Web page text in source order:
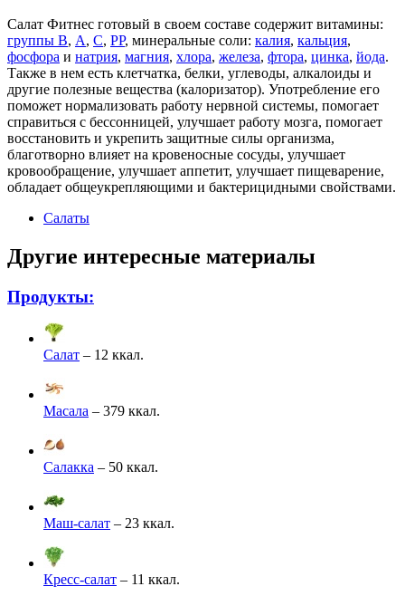
Салат Фитнес готовый в своем составе содержит витамины:
группы В, А, С, РР, минеральные соли: калия, кальция,
фосфора и натрия, магния, хлора, железа, фтора, цинка, йода.
Также в нем есть клетчатка, белки, углеводы, алкалоиды и
другие полезные вещества (калоризатор). Употребление его
поможет нормализовать работу нервной системы, помогает
справиться с бессонницей, улучшает работу мозга, помогает
восстановить и укрепить защитные силы организма,
благотворно влияет на кровеносные сосуды, улучшает
кровообращение, улучшает аппетит, улучшает пищеварение,
обладает общеукрепляющими и бактерицидными свойствами.
Салаты
Другие интересные материалы
Продукты:
Салат – 12 ккал.
Масала – 379 ккал.
Салакка – 50 ккал.
Маш-салат – 23 ккал.
Кресс-салат – 11 ккал.